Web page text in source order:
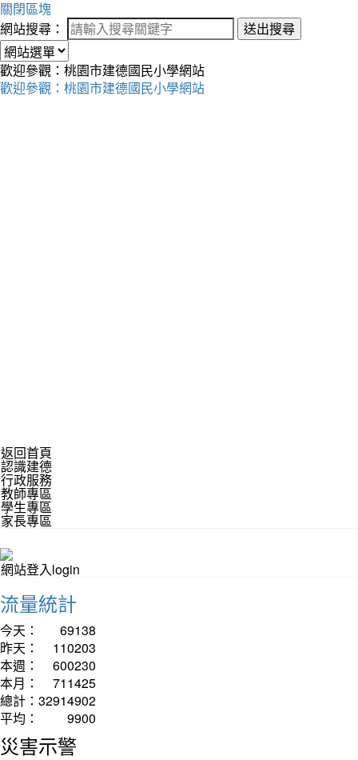
關閉區塊
網站搜尋：
送出搜尋
歡迎參觀：桃園市建德國民小學網站
歡迎參觀：桃園市建德國民小學網站
返回首頁
認識建德
行政服務
教師專區
學生專區
家長專區
網站登入login
流量統計
今天：
69138
昨天：
110203
本週：
600230
本月：
711425
總計： 32914902
平均：
9900
災害示警